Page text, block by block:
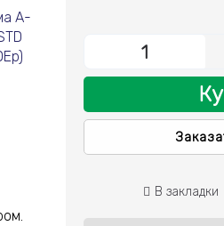
В закладки